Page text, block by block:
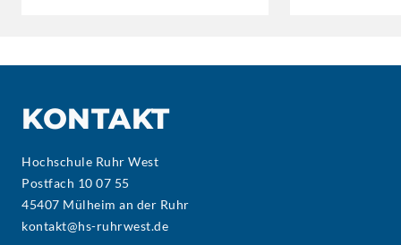
KONTAKT
Hochschule Ruhr West
Postfach 10 07 55
45407 Mülheim an der Ruhr
kontakt@hs-ruhrwest.de